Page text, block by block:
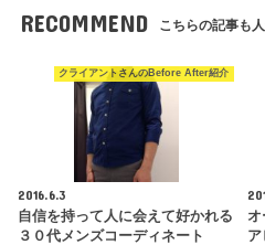
RECOMMEND こちらの記事も人
クライアントさんのBefore After紹介
2016.6.3
自信を持って人に会えて好かれる
３０代メンズコーディネート
ア